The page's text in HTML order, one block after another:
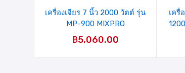
เครื่องเจียร 7 นิ้ว 2000 วัตต์ รุ่น
MP-900 MIXPRO
฿5,060.00
เครื่